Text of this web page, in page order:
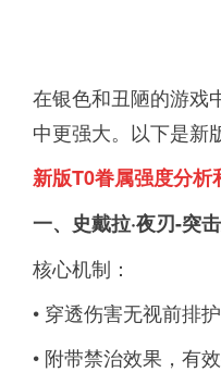
在银色和丑陋的游戏
中更强大。以下是新
新版T0眷属强度分析
一、史戴拉·夜刃-突
核心机制：
• 穿透伤害无视前排
• 附带禁治效果，有